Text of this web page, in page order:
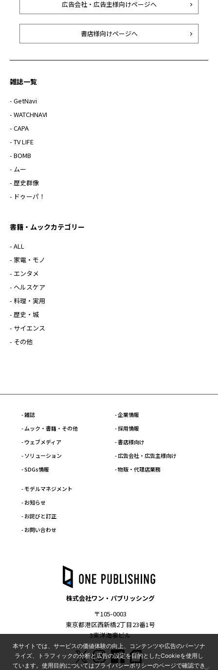
広告会社・広告主様向けページへ
書店様向けページへ
雑誌一覧
- GetNavi
- WATCHNAVI
- CAPA
- TV LIFE
- BOMB
- ムー
- 歴史群像
- ドゥーパ！
書籍・ムックカテゴリー
- ALL
- 家電・モノ
- エンタメ
- ヘルスケア
- 料理・実用
- 歴史・城
- サイエンス
- その他
- 雑誌
- ムック・書籍・その他
- ウェブメディア
- ソリューション
- SDGs情報
- 企業情報
- 採用情報
- 書店様向け
- 広告会社・広告主様向け
- 物販・代理店業務
- モデルマネジメント
- お知らせ
- お詫びと訂正
- お問い合わせ
株式会社ワン・パブリッシング
〒105-0003
東京都港区西新橋2丁目23番1号
3東洋海事ビル
本サイトでは、サービスの価値体験の向上、コンテンツや広告のパーソナ
ライズ、トラフィックの分析と広告の設定を目的としたCookieを使用し
ています。使用目的についてはプライバシーポリシーのページで確認でき